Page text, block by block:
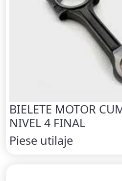
BIELETE MOTOR
NIVEL 4 FINAL
Piese utilaje